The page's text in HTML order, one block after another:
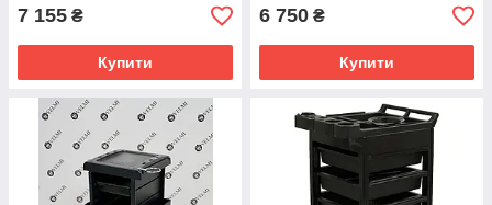
7 155 ₴
Купити
6 750 ₴
Купити